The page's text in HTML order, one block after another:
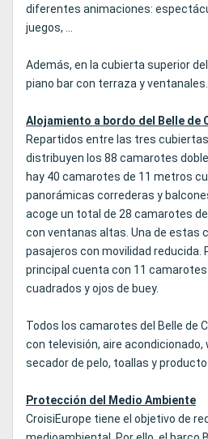
diferentes animaciones:
juegos, ...
Además, en la cubierta superior
piano bar con terraza y ventanales.
Alojamiento a bordo del Belle de
Repartidos entre las tres
distribuyen los 88 camarotes
hay 40 camarotes de 11 metros
panorámicas correderas y
acoge un total de 28 camarotes
con ventanas altas. Una de estas
pasajeros con movilidad reducida.
principal cuenta con 11
cuadrados y ojos de buey.
Todos los camarotes del Belle de
con televisión, aire acondicionado,
secador de pelo, toallas y
Protección del Medio Ambiente
CroisiEurope tiene el objetivo de